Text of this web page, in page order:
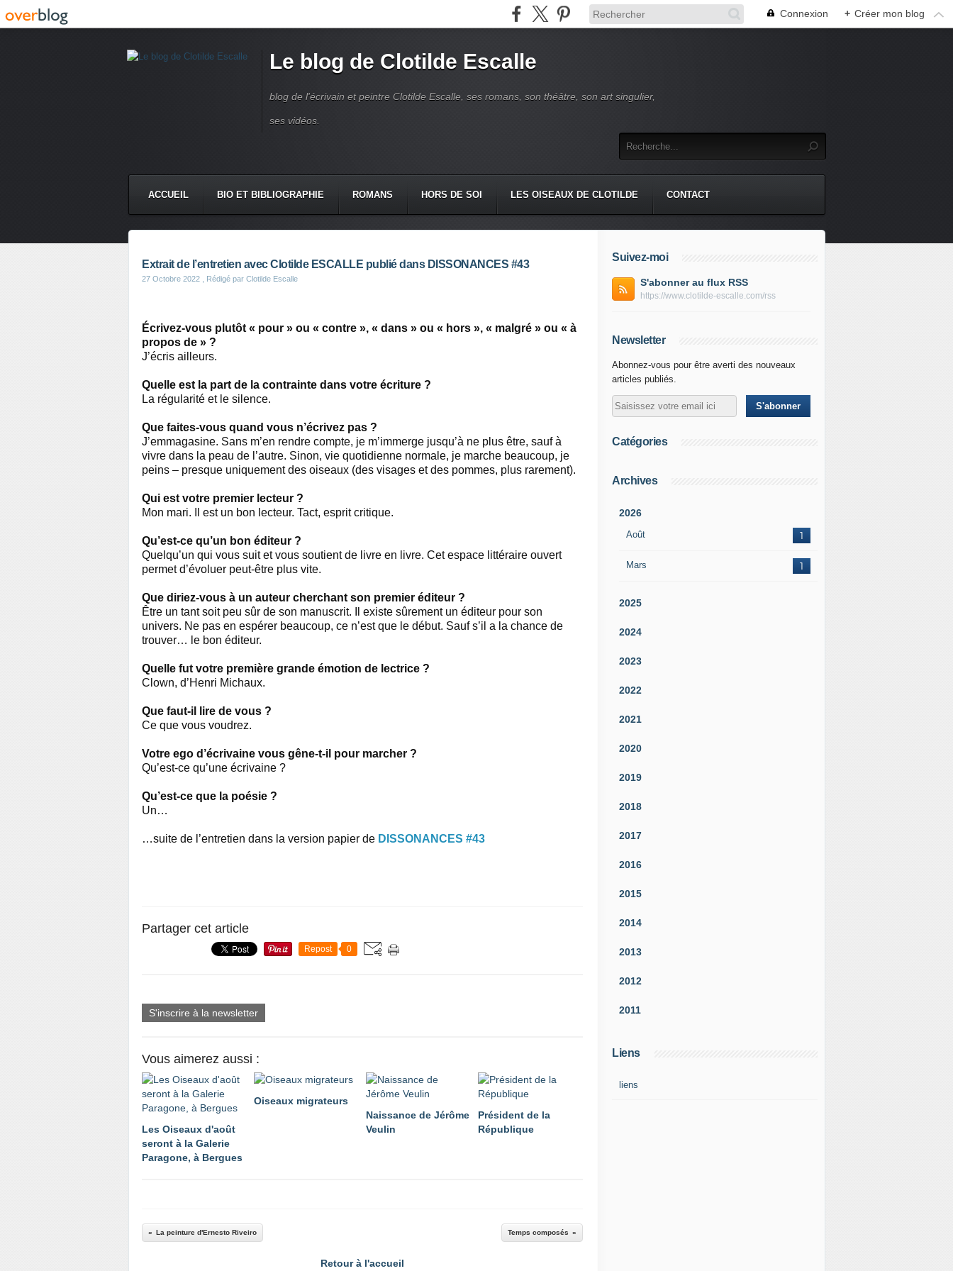
Connexion + Créer mon blog
Le blog de Clotilde Escalle
blog de l'écrivain et peintre Clotilde Escalle, ses romans, son théâtre, son art singulier,
ses vidéos.
ACCUEIL BIO ET BIBLIOGRAPHIE ROMANS HORS DE SOI LES OISEAUX DE CLOTILDE CONTACT
Extrait de l’entretien avec Clotilde ESCALLE publié dans DISSONANCES #43
27 Octobre 2022 , Rédigé par Clotilde Escalle
Écrivez-vous plutôt « pour » ou « contre », « dans » ou « hors », « malgré » ou « à
propos de » ?
J’écris ailleurs.
Quelle est la part de la contrainte dans votre écriture ?
La régularité et le silence.
Que faites-vous quand vous n’écrivez pas ?
J’emmagasine. Sans m’en rendre compte, je m’immerge jusqu’à ne plus être, sauf à
vivre dans la peau de l’autre. Sinon, vie quotidienne normale, je marche beaucoup, je
peins – presque uniquement des oiseaux (des visages et des pommes, plus rarement).
Qui est votre premier lecteur ?
Mon mari. Il est un bon lecteur. Tact, esprit critique.
Qu’est-ce qu’un bon éditeur ?
Quelqu’un qui vous suit et vous soutient de livre en livre. Cet espace littéraire ouvert
permet d’évoluer peut-être plus vite.
Que diriez-vous à un auteur cherchant son premier éditeur ?
Être un tant soit peu sûr de son manuscrit. Il existe sûrement un éditeur pour son
univers. Ne pas en espérer beaucoup, ce n’est que le début. Sauf s’il a la chance de
trouver… le bon éditeur.
Quelle fut votre première grande émotion de lectrice ?
Clown, d’Henri Michaux.
Que faut-il lire de vous ?
Ce que vous voudrez.
Votre ego d’écrivaine vous gêne-t-il pour marcher ?
Qu’est-ce qu’une écrivaine ?
Qu’est-ce que la poésie ?
Un…
…suite de l’entretien dans la version papier de DISSONANCES #43
Partager cet article
Repost 0
S'inscrire à la newsletter
Vous aimerez aussi :
Les Oiseaux d'août
seront à la Galerie
Paragone, à Bergues
Oiseaux migrateurs
Naissance de Jérôme
Veulin
Président de la
République
La peinture d'Ernesto Riveiro Temps composés
Retour à l'accueil
Suivez-moi
S'abonner au flux RSS
https://www.clotilde-escalle.com/rss
Newsletter
Abonnez-vous pour être averti des nouveaux
articles publiés.
Catégories
Archives
2026
Août 1
Mars 1
2025
2024
2023
2022
2021
2020
2019
2018
2017
2016
2015
2014
2013
2012
2011
Liens
liens